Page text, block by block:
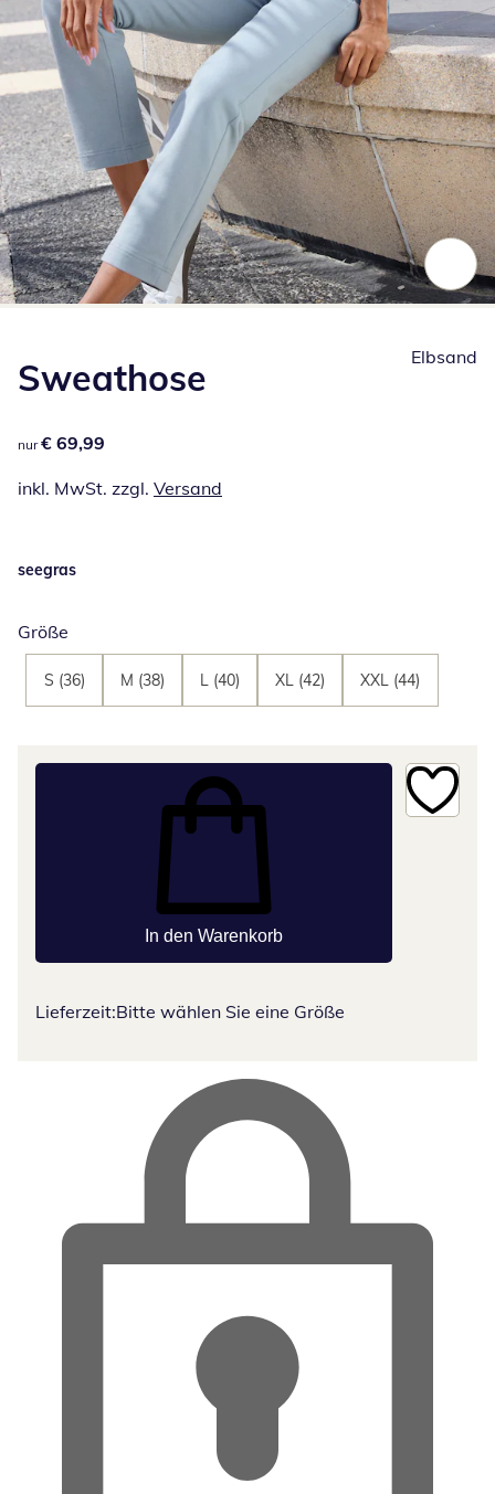
Sweathose
€ 69,99
nur € 69,99
inkl. MwSt. zzgl. Versand
Elbsand
seegras
Größe
S (36) M (38) L (40) XL (42) XXL (44)
In den Warenkorb
Lieferzeit:Bitte wählen Sie eine Größe